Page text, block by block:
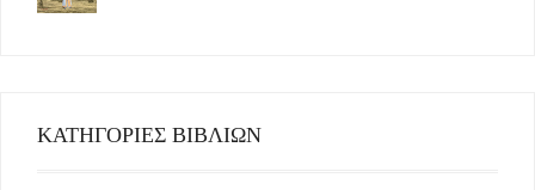
ΚΑΤΗΓΟΡΙΕΣ ΒΙΒΛΙΩΝ